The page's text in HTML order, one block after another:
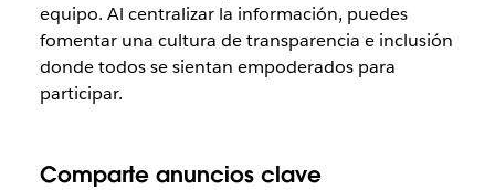
equipo. Al centralizar la información, puedes
fomentar una cultura de transparencia e inclusión
donde todos se sientan empoderados para
participar.
Comparte anuncios clave